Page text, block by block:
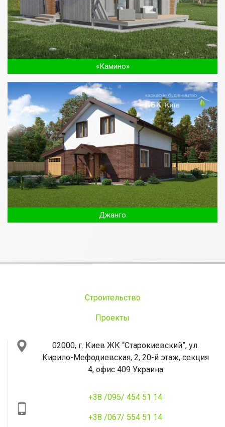
«Камино»
Джанго
Строительство
Проекты
02000, г. Киев ЖК “Старокиевский”, ул.
Кирило-Мефодиевская, 2, 20-й этаж, секция
4, офис 409Украина
+38 /095/ 454 51 14
+38 /067/ 554 51 14